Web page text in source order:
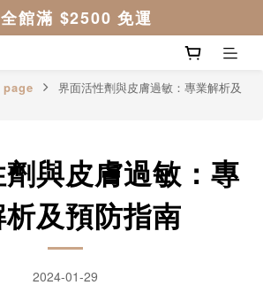
界面活性劑與皮膚過敏：專業解析及
與皮膚過敏：專
及預防指南
2024-01-29